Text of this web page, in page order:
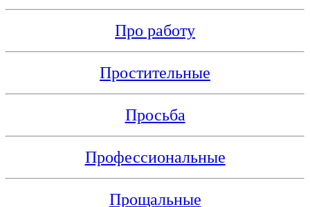
Про работу
Простительные
Просьба
Профессиональные
Прощальные